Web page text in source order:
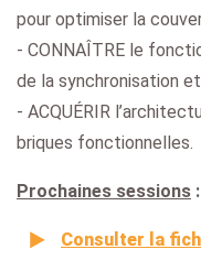
pour optimiser la
- CONNAÎTRE le
de la synchronisation
- ACQUÉRIR
briques fonctionnelles.
Prochaines sessions :
Consulter la